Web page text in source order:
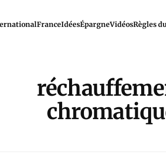
FranceIdéesÉpargneVidéosRègles